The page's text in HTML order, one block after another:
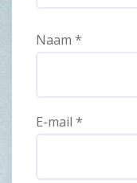
Naam *
E-mail *